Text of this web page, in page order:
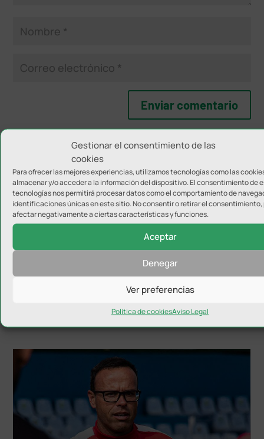
Gestionar el consentimiento de las
cookies
Para ofrecer las mejores experiencias, utilizamos tecnologías como las
almacenar y/o acceder a la información del dispositivo. El consentimiento de
tecnologías nos permitirá procesar datos como el comportamiento de
identificaciones únicas en este sitio. No consentir o retirar el consentimiento,
afectar negativamente a ciertas características y funciones.
Aceptar
Denegar
Ver preferencias
Política de cookiesAviso Legal
NOTICIAS RELACIONADAS
Hugo Díaz anuncia su retirada